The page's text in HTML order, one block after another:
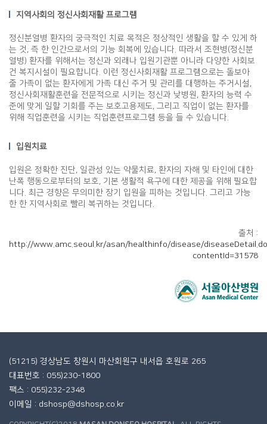
지역사회의 정신사회재활 프로그램
정신분열병 환자의 궁극적인 치료 목적은 정상적인 생활을 할 수 있게 하
는 것, 즉 한 인간으로서의 기능 회복에 있습니다. 따라서 조현병(정신분
열병) 환자를 위해서는 정신과 외래나 입원기관뿐 아니라 다양한 사회보
건 복지시설이 필요합니다. 이런 정신사회재활 프로그램으로는 돌보아
줄 가족이 없는 환자에게 가족 대신 주거 및 관리를 대행하는 주거시설,
정신사회재활훈련을 전문적으로 시키는 정신과 낮병원, 환자의 능력 수
준에 맞게 일할 기회를 주는 보호고용제도, 그리고 직업이 없는 환자를
위해 직업훈련을 시키는 직업훈련프로그램 등을 들 수 있습니다.
입원치료
입원은 정확한 진단, 일관성 있는 약물치료, 환자의 자해 및 타인에 대한
난폭 행동으로부터의 보호, 기본 생활적 욕구에 대한 제공을 위해 필요합
니다. 최근 경향은 무의미한 장기 입원을 피하는 것입니다. 그리고 가능
한 한 지역사회로 빨리 복귀하는 것입니다.
출처 :
http://www.amc.seoul.kr/asan/healthinfo/disease/
contentId=31578
(51215) 경상남도 창원시 마산회원구 내서읍 호원로 265
대표번호 : 055)230-1800
팩스 : 055)232-2348
이메일 : dshosp@dshosp.co.kr